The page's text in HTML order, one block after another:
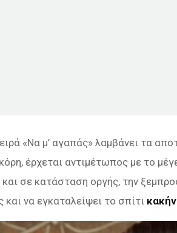
«Να μ’ αγαπάς» λαμβάνει τα
έρχεται αντιμέτωπος με το
σε κατάσταση οργής, την
να εγκαταλείψει το σπίτι